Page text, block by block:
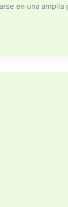
en una amplia